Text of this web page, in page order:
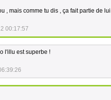
, mais comme tu dis , ça fait partie de
00:17:57
l'illu est superbe !